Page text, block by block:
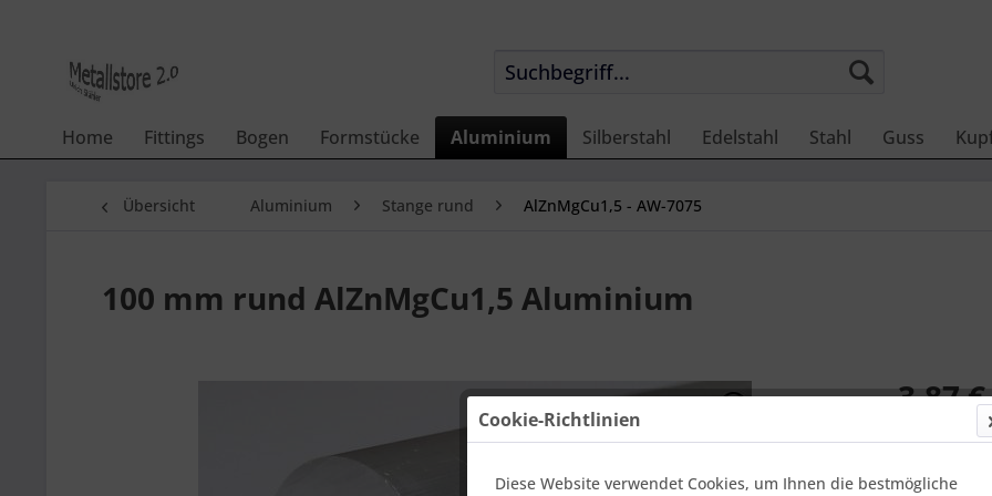
Home Fittings Bogen Formstücke Aluminium Silberstahl Edelstahl Stahl Guss
Übersicht Aluminium Stange rund AlZnMgCu1,5 - AW-7075
100 mm rund AlZnMgCu1,5 Aluminium
3,87
1
Online-
Cookie-Richtlinien
Diese Website verwendet Cookies, um Ihnen die bestmögliche